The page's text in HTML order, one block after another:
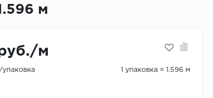
м
м
упаковка 1 упаковка = 1.596 м